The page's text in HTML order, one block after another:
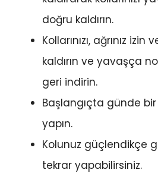
doğru kaldırın.
Kollarınızı, ağrınız
kaldırın ve yavaşça
geri indirin.
Başlangıçta günde
yapın.
Kolunuz güçlendikçe
tekrar yapabilirsiniz.